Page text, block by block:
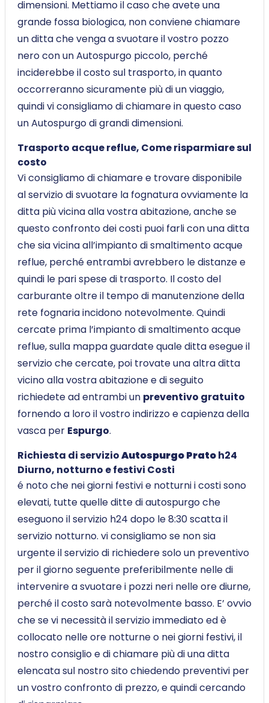
dimensioni. Mettiamo il caso che avete una
grande fossa biologica, non conviene chiamare
un ditta che venga a svuotare il vostro pozzo
nero con un Autospurgo piccolo, perché
inciderebbe il costo sul trasporto, in quanto
occorreranno sicuramente più di un viaggio,
quindi vi consigliamo di chiamare in questo caso
un Autospurgo di grandi dimensioni.
Trasporto acque reflue, Come risparmiare sul
costo
Vi consigliamo di chiamare e trovare disponibile
al servizio di svuotare la fognatura ovviamente la
ditta più vicina alla vostra abitazione, anche se
questo confronto dei costi puoi farli con una ditta
che sia vicina all’impianto di smaltimento acque
reflue, perché entrambi avrebbero le distanze e
quindi le pari spese di trasporto. Il costo del
carburante oltre il tempo di manutenzione della
rete fognaria incidono notevolmente. Quindi
cercate prima l’impianto di smaltimento acque
reflue, sulla mappa guardate quale ditta esegue il
servizio che cercate, poi trovate una altra ditta
vicino alla vostra abitazione e di seguito
richiedete ad entrambi un preventivo gratuito
fornendo a loro il vostro indirizzo e capienza della
vasca per Espurgo.
Richiesta di servizioAutospurgo Pratoh24
Diurno, notturno e festivi Costi
é noto che nei giorni festivi e notturni i costi sono
elevati, tutte quelle ditte di autospurgo che
eseguono il servizio h24 dopo le 8:30 scatta il
servizio notturno. vi consigliamo se non sia
urgente il servizio di richiedere solo un preventivo
per il giorno seguente preferibilmente nelle di
intervenire a svuotare i pozzi neri nelle ore diurne,
perché il costo sarà notevolmente basso. E’ ovvio
che se vi necessità il servizio immediato ed è
collocato nelle ore notturne o nei giorni festivi, il
nostro consiglio e di chiamare più di una ditta
elencata sul nostro sito chiedendo preventivi per
un vostro confronto di prezzo, e quindi cercando